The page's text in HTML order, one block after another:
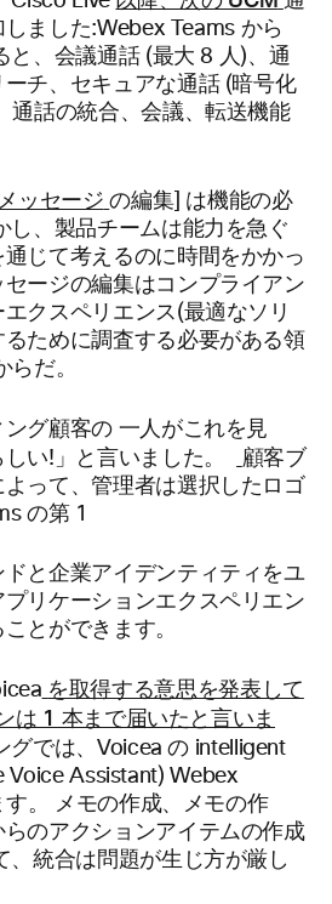
ました:Webex Teams から
と、会議通話 (最大 8 人)、通
チ、セキュアな通話 (暗号化
通話の統合、会議、転送機能
ッセージ の編集] は機能の必
し、製品チームは能力を急ぐ
じて考えるのに時間をかかっ
ージの編集はコンプライアン
クスペリエンス(最適なソリ
ために調査する必要がある領
だ。
グ顧客の 一人がこれを見
い!」と言いました。
顧客ブ
って、管理者は選択したロゴ
の第 1
と企業アイデンティティをユ
リケーションエクスペリエン
とができます。
を取得する意思を発表して
は 1 本まで届いたと言いま
グでは、Voicea の intelligent
Voice Assistant) Webex
す。 メモの作成、メモの作
のアクションアイテムの作成
、統合は問題が生じ方が厳し